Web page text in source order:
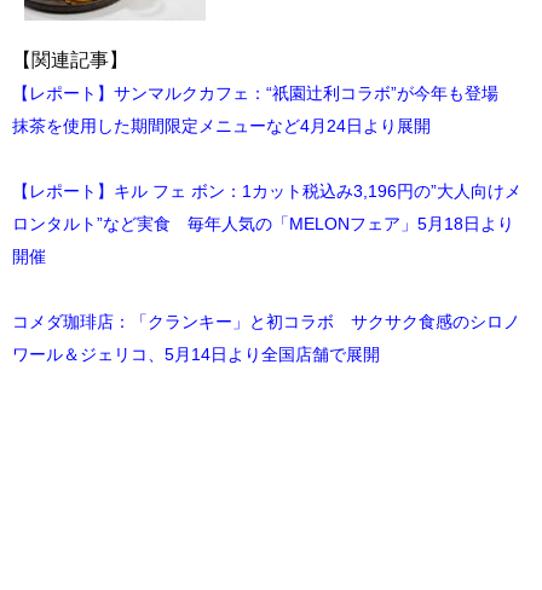
【関連記事】
【レポート】サンマルクカフェ：“祇園辻利コラボ”が今年も登場
抹茶を使用した期間限定メニューなど4月24日より展開
【レポート】キル フェ ボン：1カット税込み3,196円の”大人向けメ
ロンタルト”など実食 毎年人気の「MELONフェア」5月18日より
開催
コメダ珈琲店：「クランキー」と初コラボ サクサク食感のシロノ
ワール＆ジェリコ、5月14日より全国店舗で展開